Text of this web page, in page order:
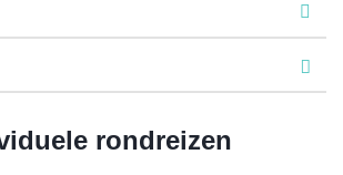
rondreizen